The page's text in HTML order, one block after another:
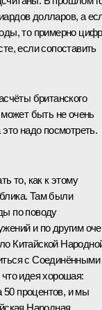
долларов, а
то примерно
если сопоставить
британского
быть не очень
надо посмотреть.
то, как к этому
Там были
по поводу
и по другим
Китайской
с Соединёнными
идея хорошая:
процентов, и мы